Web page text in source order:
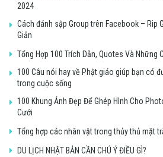
2024
Cách đánh sập Group trên Facebook – Rip
Giản
Tổng Hợp 100 Trích Dẫn, Quotes Và Những
100 Câu nói hay về Phật giáo giúp bạn có
trong cuộc sống
100 Khung Ảnh Đẹp Để Ghép Hình Cho
Cưới
Tổng hợp các nhân vật trong thủy thủ mặt
DU LỊCH NHẬT BẢN CẦN CHÚ Ý ĐIỀU GÌ?